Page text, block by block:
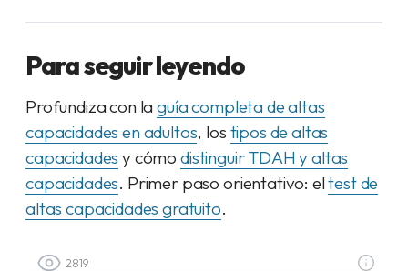
Para seguir leyendo
Profundiza con laguía completa de altas
capacidades en adultos, los tipos de altas
capacidades y cómo distinguir TDAH y altas
capacidades. Primer paso orientativo: eltest de
altas capacidades gratuito.
2819